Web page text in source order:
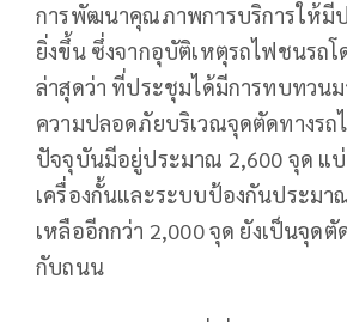
การพัฒนาคุณภาพการบริการให้มี
ยิ่งขึ้น ซึ่งจากอุบัติเหตุรถไฟชนรถโ
ล่าสุดว่า ที่ประชุมได้มีการทบทวน
ความปลอดภัยบริเวณจุดตัดทางรถ
ปัจจุบันมีอยู่ประมาณ 2,600 จุด แ
เครื่องกั้นและระบบป้องกันประมา
เหลืออีกกว่า 2,000 จุด ยังเป็นจุด
กับถนน